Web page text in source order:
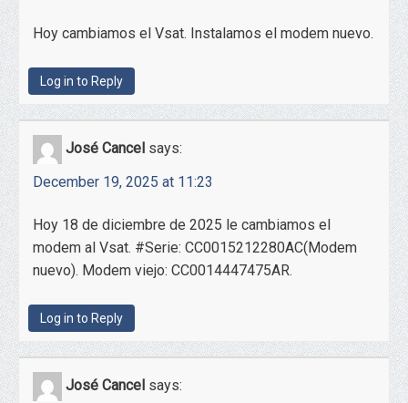
Hoy cambiamos el Vsat. Instalamos el modem nuevo.
Log in to Reply
José Cancel says:
December 19, 2025 at 11:23
Hoy 18 de diciembre de 2025 le cambiamos el
modem al Vsat. #Serie: CC0015212280AC(Modem
nuevo). Modem viejo: CC0014447475AR.
Log in to Reply
José Cancel says: